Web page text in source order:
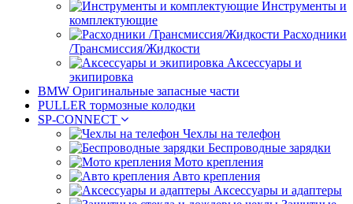
Инструменты и
комплектующие
Расходники
/Трансмиссия/Жидкости
Аксессуары и
экипировка
BMW Оригинальные запасные части
PULLER тормозные колодки
SP-CONNECT
Чехлы на телефон
Беспроводные зарядки
Мото крепления
Авто крепления
Аксессуары и адаптеры